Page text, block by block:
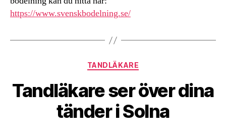
https://www.svenskbodelning.se/
Kategorier
TANDLÄKARE
Tandläkare ser över dina
tänder i Solna